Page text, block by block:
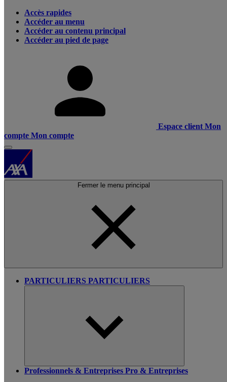
Accès rapides
Accéder au menu
Accéder au contenu principal
Accéder au pied de page
Espace client Mon
compte Mon compte
Fermer le menu principal
PARTICULIERS PARTICULIERS
Professionnels & Entreprises Pro & Entreprises